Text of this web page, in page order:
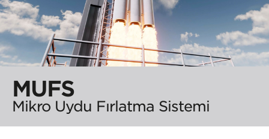
MUFS
Mikro Uydu Fırlatma Sistemi